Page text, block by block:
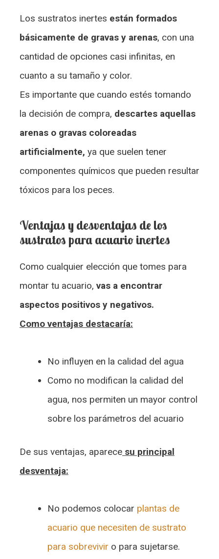
Los sustratos inertes están formados
básicamente de gravas y arenas, con una
cantidad de opciones casi infinitas, en
cuanto a su tamaño y color.
Es importante que cuando estés tomando
la decisión de compra, descartes aquellas
arenas o gravas coloreadas
artificialmente, ya que suelen tener
componentes químicos que pueden resultar
tóxicos para los peces.
Ventajas y desventajas de los
sustratos para acuario inertes
Como cualquier elección que tomes para
montar tu acuario, vas a encontrar
aspectos positivos y negativos.
Como ventajas destacaría:
No influyen en la calidad del agua
Como no modifican la calidad del
agua, nos permiten un mayor control
sobre los parámetros del acuario
De sus ventajas, aparece su principal
desventaja:
No podemos colocar plantas de
acuario que necesiten de sustrato
para sobrevivir o para sujetarse.